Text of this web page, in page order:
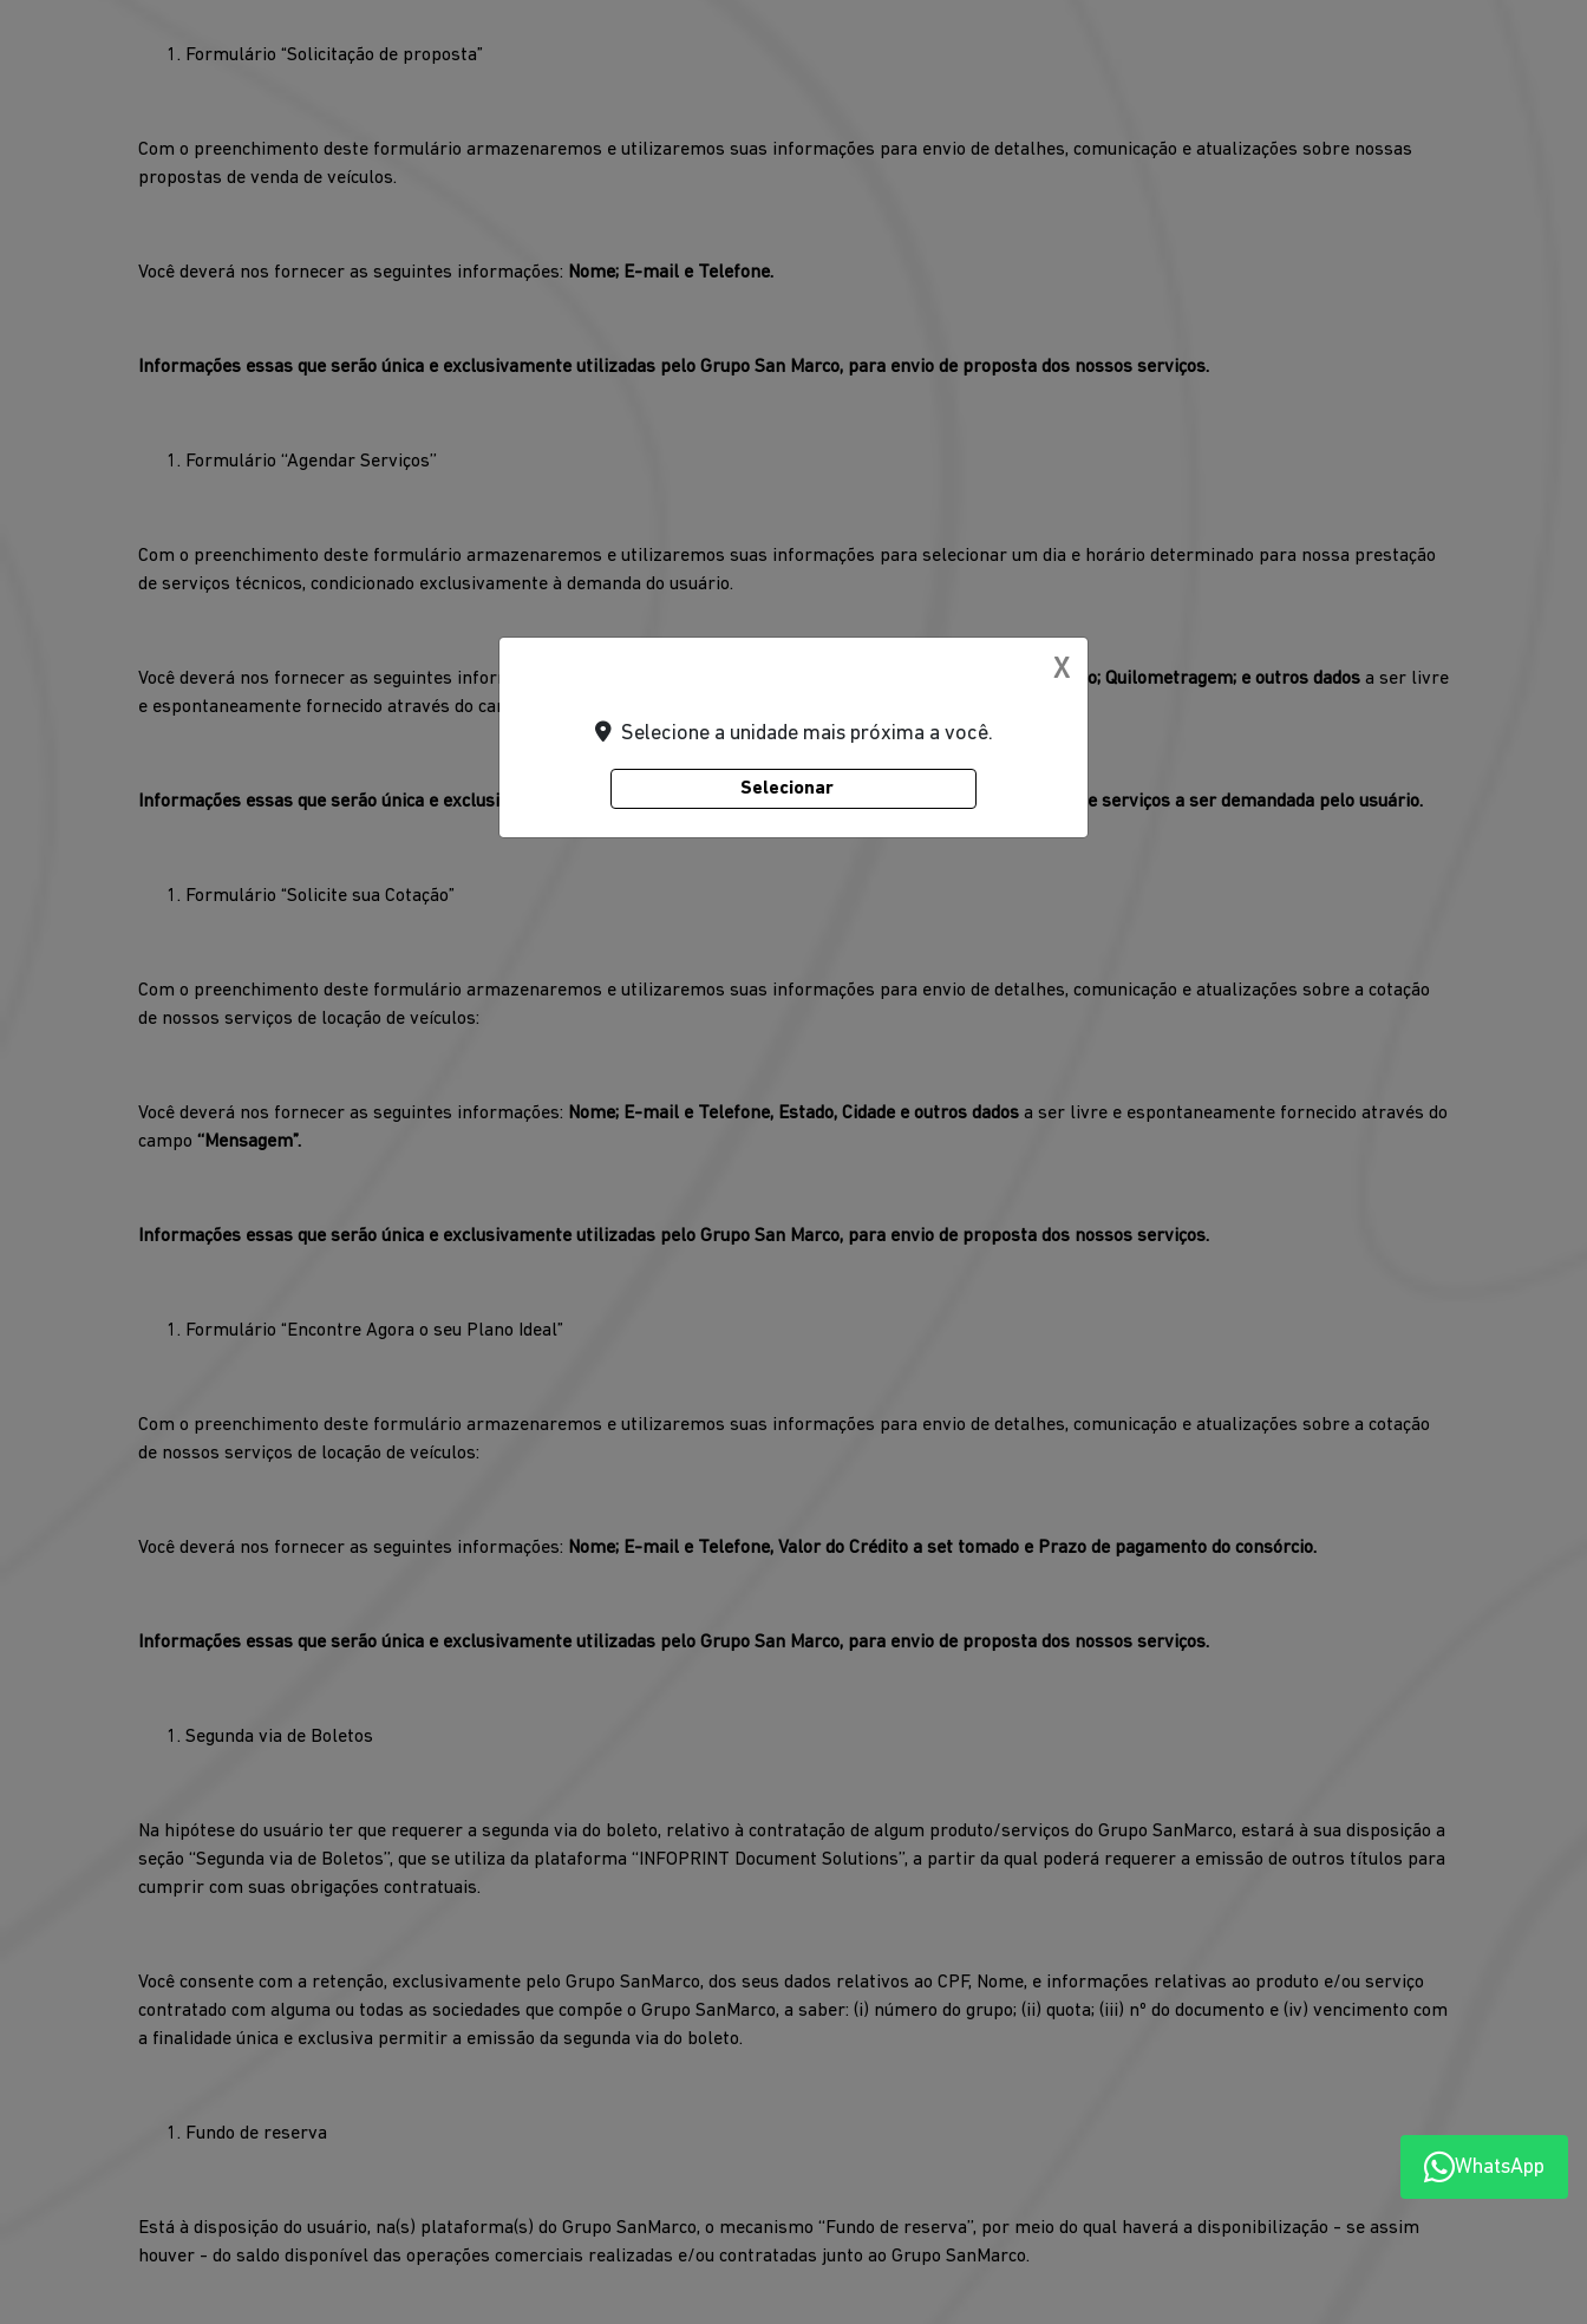
Formulário “Solicitação de proposta”
Com o preenchimento deste formulário armazenaremos e utilizaremos suas informações para envio de detalhes, comunicação e atualizações sobre nossas
propostas de venda de veículos.
Você deverá nos fornecer as seguintes informações: Nome; E-mail e Telefone.
Informações essas que serão única e exclusivamente utilizadas pelo Grupo San Marco, para envio de proposta dos nossos serviços.
Formulário ‘‘Agendar Serviços’’
Com o preenchimento deste formulário armazenaremos e utilizaremos suas informações para selecionar um dia e horário determinado para nossa prestação
de serviços técnicos, condicionado exclusivamente à demanda do usuário.
Você deverá nos fornecer as seguintes informações: Nome; E-mail; Telefone; Modelo e ano do veículo; Placa do veículo; Quilometragem; e outros dados a ser livre
e espontaneamente fornecido através do campo
Informações essas que serão única e exclusivamente utilizadas pelo Grupo San Marco, para execução da prestação de serviços a ser demandada pelo usuário.
Formulário “Solicite sua Cotação”
Com o preenchimento deste formulário armazenaremos e utilizaremos suas informações para envio de detalhes, comunicação e atualizações sobre a cotação
de nossos serviços de locação de veículos:
Você deverá nos fornecer as seguintes informações: Nome; E-mail e Telefone, Estado, Cidade e outros dados a ser livre e espontaneamente fornecido através do
campo ‘‘Mensagem”.
Informações essas que serão única e exclusivamente utilizadas pelo Grupo San Marco, para envio de proposta dos nossos serviços.
Formulário “Encontre Agora o seu Plano Ideal”
Com o preenchimento deste formulário armazenaremos e utilizaremos suas informações para envio de detalhes, comunicação e atualizações sobre a cotação
de nossos serviços de locação de veículos:
Você deverá nos fornecer as seguintes informações: Nome; E-mail e Telefone, Valor do Crédito a set tomado e Prazo de pagamento do consórcio.
Informações essas que serão única e exclusivamente utilizadas pelo Grupo San Marco, para envio de proposta dos nossos serviços.
Segunda via de Boletos
Na hipótese do usuário ter que requerer a segunda via do boleto, relativo à contratação de algum produto/serviços do Grupo SanMarco, estará à sua disposição a
seção ‘‘Segunda via de Boletos’’, que se utiliza da plataforma ‘‘INFOPRINT Document Solutions’’, a partir da qual poderá requerer a emissão de outros títulos para
cumprir com suas obrigações contratuais.
Você consente com a retenção, exclusivamente pelo Grupo SanMarco, dos seus dados relativos ao CPF, Nome, e informações relativas ao produto e/ou serviço
contratado com alguma ou todas as sociedades que compõe o Grupo SanMarco, a saber: (i) número do grupo; (ii) quota; (iii) nº do documento e (iv) vencimento com
a finalidade única e exclusiva permitir a emissão da segunda via do boleto.
Fundo de reserva
Está à disposição do usuário, na(s) plataforma(s) do Grupo SanMarco, o mecanismo ‘‘Fundo de reserva’’, por meio do qual haverá a disponibilização - se assim
houver - do saldo disponível das operações comerciais realizadas e/ou contratadas junto ao Grupo SanMarco.
WhatsApp
X
Selecione a unidade mais próxima a você.
Selecionar